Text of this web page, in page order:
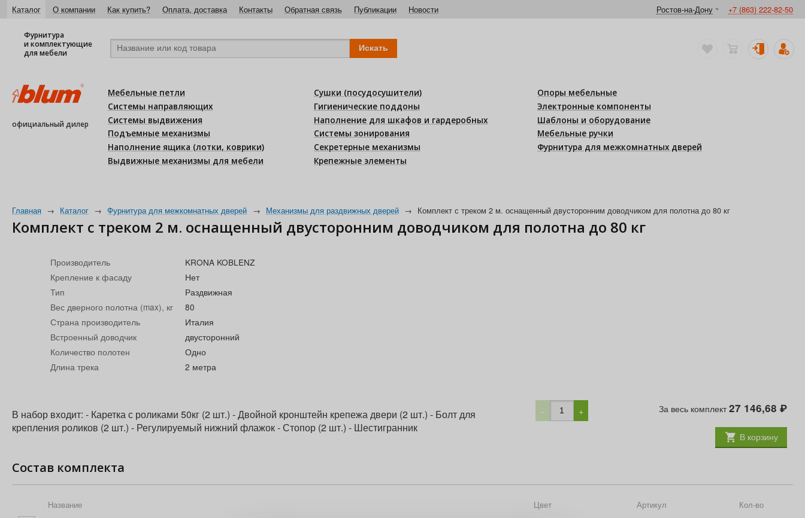
Каталог О компании Как купить? Оплата, доставка Контакты Обратная связь Публикации Новости Ростов-на-Дону +7 (863) 222-82-50
Фурнитура
и комплектующие
для мебели
официальный дилер
Мебельные петли
Системы направляющих
Системы выдвижения
Подъемные механизмы
Наполнение ящика (лотки, коврики)
Выдвижные механизмы для мебели
Сушки (посудосушители)
Гигиенические поддоны
Наполнение для шкафов и гардеробных
Системы зонирования
Секретерные механизмы
Крепежные элементы
Опоры мебельные
Электронные компоненты
Шаблоны и оборудование
Мебельные ручки
Фурнитура для межкомнатных дверей
Главная → Каталог → Фурнитура для межкомнатных дверей → Механизмы для раздвижных дверей → Комплект с треком 2 м. оснащенный двусторонним доводчиком для полотна до 80 кг
Комплект с треком 2 м. оснащенный двусторонним доводчиком для полотна до 80 кг
Производитель
KRONA KOBLENZ
Крепление к фасаду
Нет
Тип
Раздвижная
Вес дверного полотна (max), кг
80
Страна производитель
Италия
Встроенный доводчик
двусторонний
Количество полотен
Одно
Длина трека
2 метра
− + За весь комплект27 146,68 ₽
В корзину
В набор входит: - Каретка с роликами 50кг (2 шт.) - Двойной кронштейн крепежа двери (2 шт.) - Болт для
крепления роликов (2 шт.) - Регулируемый нижний флажок - Стопор (2 шт.) - Шестигранник
Состав комплекта
Название Цвет Артикул Кол-во